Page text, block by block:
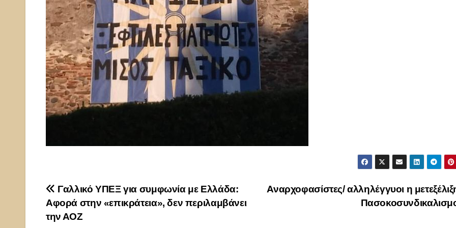
Πλοήγηση
άρθρων
Αναρχοφασίστες/ αλληλέγγυοι η
Γαλλικό ΥΠΕΞ για συμφωνία με Ελλάδα:
Αφορά στην «επικράτεια», δεν περιλαμβάνει
την ΑΟΖ